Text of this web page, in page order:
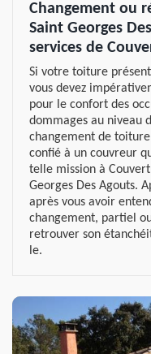
Changement ou
Saint Georges
services de
Si votre toiture
vous devez
pour le confort des
dommages au niveau
changement de
confié à un couvreur
telle mission à
Georges Des Agouts.
après vous avoir
changement, partiel
retrouver son
le.